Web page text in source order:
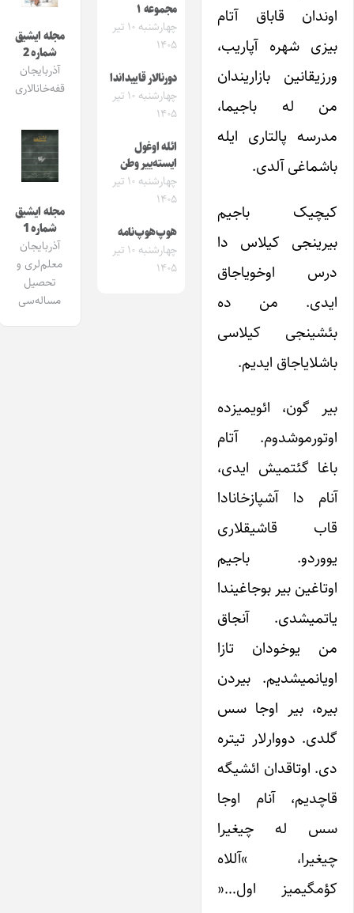
اوندان قاباق آتام
بیزی شهره آپاریب،
ورزیقانین بازاریندان
من له باجیما،
مدرسه پالتاری ایله
باشماغی آلدی.
کیچیک باجیم
بیرینجی کیلاس دا
درس اوخویاجاق
ایدی. من ده
بئشینجی کیلاسی
باشلایاجاق ایدیم.
بیر گون، ائویمیزده
اوتورموشدوم. آتام
باغا گئتمیش ایدی،
آنام دا آشپازخانادا
قاب قاشیقلاری
یووردو. باجیم
اوتاغین بیر بوجاغیندا
یاتمیشدی. آنجاق
من یوخودان تازا
اویانمیشدیم. بیردن
بیره، بیر اوجا سس
گلدی. دووارلار تیتره
دی. اوتاقدان ائشیگه
قاچدیم، آنام اوجا
سس له چیغیرا
چیغیرا، »آللاه
کؤمگیمیز اول…«
مجموعه ۱
چهارشنبه ۱۰ تیر
۱۴۰۵
دورنالار قاییداندا
چهارشنبه ۱۰ تیر
۱۴۰۵
ائله اوغول
ایسته‌ییر وطن
چهارشنبه ۱۰ تیر
۱۴۰۵
هوپ‌هوپ‌نامه
چهارشنبه ۱۰ تیر
۱۴۰۵
مجله ایشیق
شماره 2
آذربایجان
قفه‌خانالاری
مجله ایشیق
شماره 1
آذربایجان
معلم‌لری و
تحصیل
مساله‌سی